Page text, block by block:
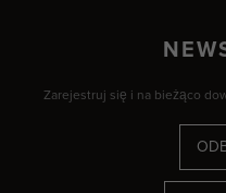
Zarejestruj się i na bieżąco